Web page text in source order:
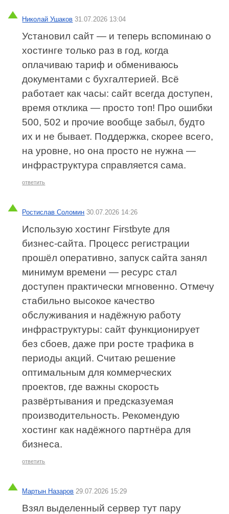
Николай Ушаков 31.07.2026 13:04
Установил сайт — и теперь вспоминаю о
хостинге только раз в год, когда
оплачиваю тариф и обмениваюсь
документами с бухгалтерией. Всё
работает как часы: сайт всегда доступен,
время отклика — просто топ! Про ошибки
500, 502 и прочие вообще забыл, будто
их и не бывает. Поддержка, скорее всего,
на уровне, но она просто не нужна —
инфраструктура справляется сама.
ответить
Ростислав Соломин 30.07.2026 14:26
Использую хостинг Firstbyte для
бизнес‑сайта. Процесс регистрации
прошёл оперативно, запуск сайта занял
минимум времени — ресурс стал
доступен практически мгновенно. Отмечу
стабильно высокое качество
обслуживания и надёжную работу
инфраструктуры: сайт функционирует
без сбоев, даже при росте трафика в
периоды акций. Считаю решение
оптимальным для коммерческих
проектов, где важны скорость
развёртывания и предсказуемая
производительность. Рекомендую
хостинг как надёжного партнёра для
бизнеса.
ответить
Мартын Назаров 29.07.2026 15:29
Взял выделенный сервер тут пару